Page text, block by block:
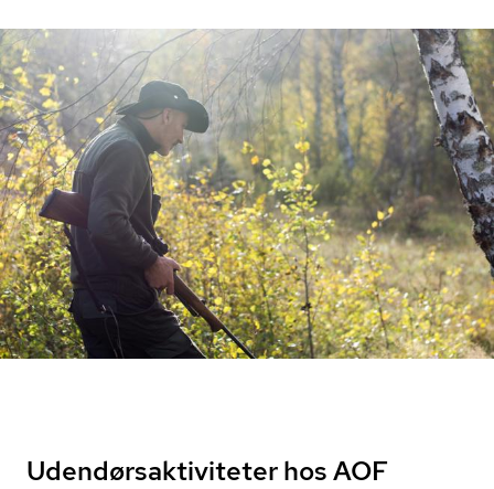
Udendørsaktiviteter hos AOF